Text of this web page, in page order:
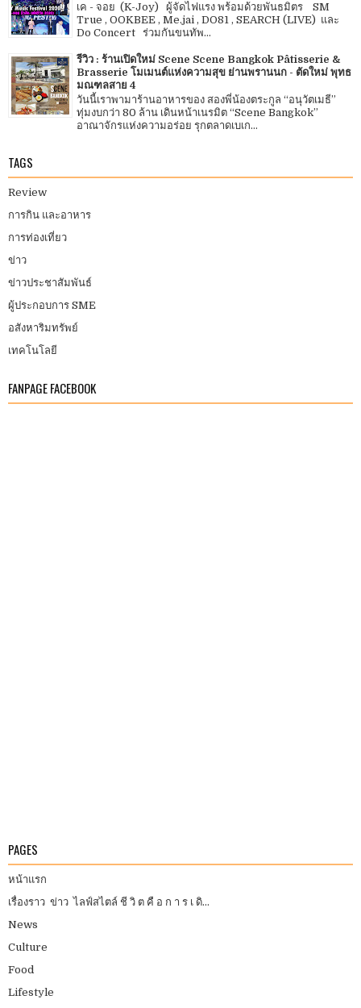
เค - จอย (K-Joy) ผู้จัดไฟแรง พร้อมด้วยพันธมิตร SM
True , OOKBEE , Me.jai , DO81 , SEARCH (LIVE) และ
Do Concert ร่วมกันขนทัพ...
รีวิว : ร้านเปิดใหม่ Scene Scene Bangkok Pâtisserie &
Brasserie โมเมนต์แห่งความสุข ย่านพรานนก - ตัดใหม่ พุทธ
มณฑลสาย 4
วันนี้เราพามาร้านอาหารของ สองพี่น้องตระกูล “อนุวัตเมธี”
ทุ่มงบกว่า 80 ล้าน เดินหน้าเนรมิต “Scene Bangkok”
อาณาจักรแห่งความอร่อย รุกตลาดเบเก...
TAGS
Review
การกิน และอาหาร
การท่องเที่ยว
ข่าว
ข่าวประชาสัมพันธ์
ผู้ประกอบการ SME
อสังหาริมทรัพย์
เทคโนโลยี
FANPAGE FACEBOOK
PAGES
หน้าแรก
เรื่องราว ข่าว ไลฟ์สไตล์ ชี วิ ต คื อ ก า ร เ ดิ...
News
Culture
Food
Lifestyle